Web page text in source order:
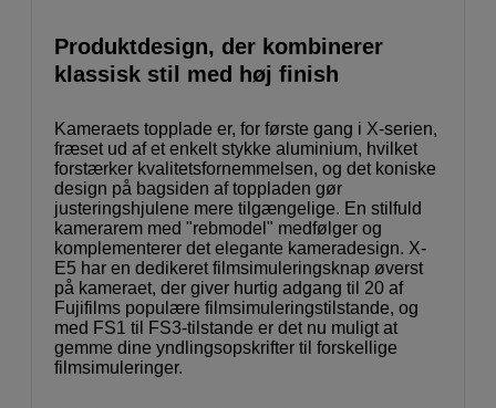
Produktdesign, der kombinerer
klassisk stil med høj finish
Kameraets topplade er, for første gang i X-serien,
fræset ud af et enkelt stykke aluminium, hvilket
forstærker kvalitetsfornemmelsen, og det koniske
design på bagsiden af toppladen gør
justeringshjulene mere tilgængelige. En stilfuld
kamerarem med "rebmodel" medfølger og
komplementerer det elegante kameradesign. X-
E5 har en dedikeret filmsimuleringsknap øverst
på kameraet, der giver hurtig adgang til 20 af
Fujifilms populære filmsimuleringstilstande, og
med FS1 til FS3-tilstande er det nu muligt at
gemme dine yndlingsopskrifter til forskellige
filmsimuleringer.